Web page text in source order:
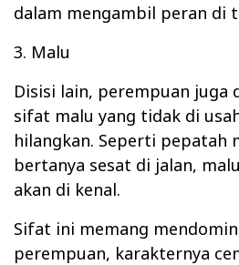
dalam mengambil peran di
3. Malu
Disisi lain, perempuan juga
sifat malu yang tidak di
hilangkan. Seperti pepatah
bertanya sesat di jalan,
akan di kenal.
Sifat ini memang
perempuan, karakternya